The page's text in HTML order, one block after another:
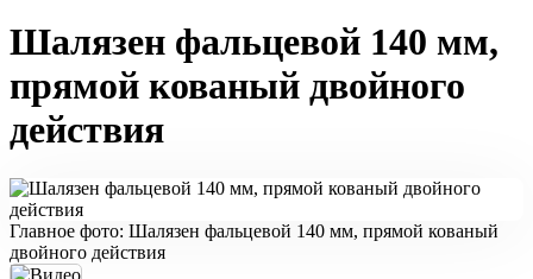
Шалязен фальцевой 140 мм,
прямой кованый двойного
действия
Главное фото: Шалязен фальцевой 140 мм, прямой кованый
двойного действия